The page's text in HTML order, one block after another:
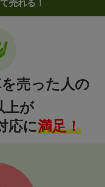
売れる！
売った人の
上が
応に満足！